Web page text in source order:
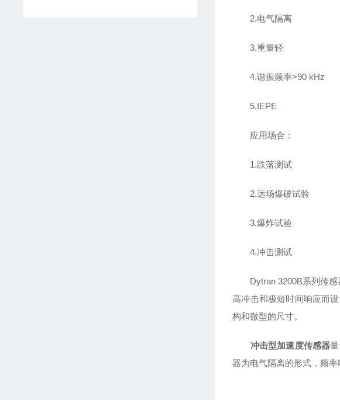
2.电气隔离
3.重量轻
4.谐振频率>90 kHz
5.IEPE
应用场合：
1.跌落测试
2.远场爆破试验
3.爆炸试验
4.冲击测试
Dytran 3200B系列传感
高冲击和极短时间响应而
构和微型的尺寸。
冲击型加速度传感器
器为电气隔离的形式，频率